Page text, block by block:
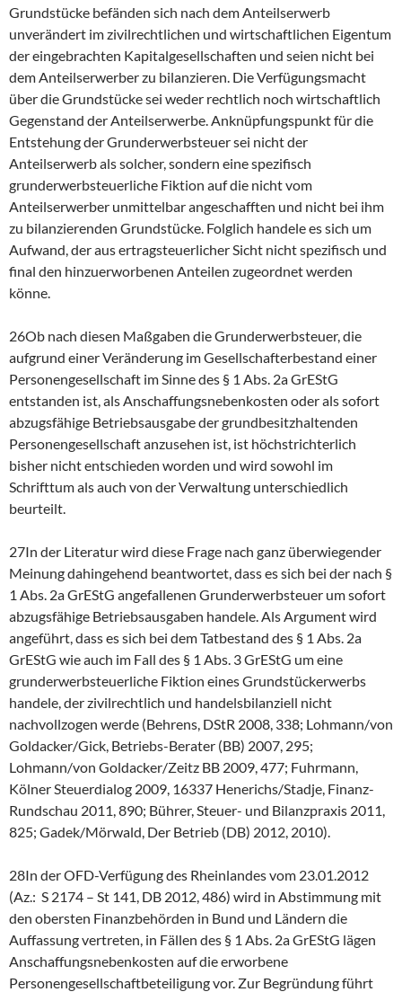
Grundstücke befänden sich nach dem Anteilserwerb
unverändert im zivilrechtlichen und wirtschaftlichen Eigentum
der eingebrachten Kapitalgesellschaften und seien nicht bei
dem Anteilserwerber zu bilanzieren. Die Verfügungsmacht
über die Grundstücke sei weder rechtlich noch wirtschaftlich
Gegenstand der Anteilserwerbe. Anknüpfungspunkt für die
Entstehung der Grunderwerbsteuer sei nicht der
Anteilserwerb als solcher, sondern eine spezifisch
grunderwerbsteuerliche Fiktion auf die nicht vom
Anteilserwerber unmittelbar angeschafften und nicht bei ihm
zu bilanzierenden Grundstücke. Folglich handele es sich um
Aufwand, der aus ertragsteuerlicher Sicht nicht spezifisch und
final den hinzuerworbenen Anteilen zugeordnet werden
könne.
26Ob nach diesen Maßgaben die Grunderwerbsteuer, die
aufgrund einer Veränderung im Gesellschafterbestand einer
Personengesellschaft im Sinne des § 1 Abs. 2a GrEStG
entstanden ist, als Anschaffungsnebenkosten oder als sofort
abzugsfähige Betriebsausgabe der grundbesitzhaltenden
Personengesellschaft anzusehen ist, ist höchstrichterlich
bisher nicht entschieden worden und wird sowohl im
Schrifttum als auch von der Verwaltung unterschiedlich
beurteilt.
27In der Literatur wird diese Frage nach ganz überwiegender
Meinung dahingehend beantwortet, dass es sich bei der nach §
1 Abs. 2a GrEStG angefallenen Grunderwerbsteuer um sofort
abzugsfähige Betriebsausgaben handele. Als Argument wird
angeführt, dass es sich bei dem Tatbestand des § 1 Abs. 2a
GrEStG wie auch im Fall des § 1 Abs. 3 GrEStG um eine
grunderwerbsteuerliche Fiktion eines Grundstückerwerbs
handele, der zivilrechtlich und handelsbilanziell nicht
nachvollzogen werde (Behrens, DStR 2008, 338; Lohmann/von
Goldacker/Gick, Betriebs-Berater (BB) 2007, 295;
Lohmann/von Goldacker/Zeitz BB 2009, 477; Fuhrmann,
Kölner Steuerdialog 2009, 16337 Henerichs/Stadje, Finanz-
Rundschau 2011, 890; Bührer, Steuer- und Bilanzpraxis 2011,
825; Gadek/Mörwald, Der Betrieb (DB) 2012, 2010).
28In der OFD-Verfügung des Rheinlandes vom 23.01.2012
(Az.: S 2174 – St 141, DB 2012, 486) wird in Abstimmung mit
den obersten Finanzbehörden in Bund und Ländern die
Auffassung vertreten, in Fällen des § 1 Abs. 2a GrEStG lägen
Anschaffungsnebenkosten auf die erworbene
Personengesellschaftbeteiligung vor. Zur Begründung führt